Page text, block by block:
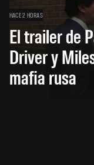
HACE 2 HORAS
El trailer de
Driver y
mafia rusa